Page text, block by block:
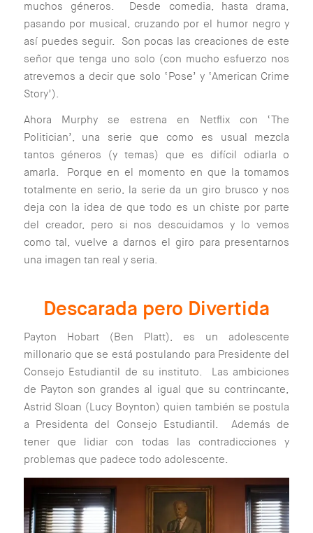
muchos géneros. Desde comedia, hasta drama,
pasando por musical, cruzando por el humor negro y
así puedes seguir. Son pocas las creaciones de este
señor que tenga uno solo (con mucho esfuerzo nos
atrevemos a decir que solo ‘Pose’ y ‘American Crime
Story’).
Ahora Murphy se estrena en Netflix con ‘The
Politician’, una serie que como es usual mezcla
tantos géneros (y temas) que es difícil odiarla o
amarla. Porque en el momento en que la tomamos
totalmente en serio, la serie da un giro brusco y nos
deja con la idea de que todo es un chiste por parte
del creador, pero si nos descuidamos y lo vemos
como tal, vuelve a darnos el giro para presentarnos
una imagen tan real y seria.
Descarada pero Divertida
Payton Hobart (Ben Platt), es un adolescente
millonario que se está postulando para Presidente del
Consejo Estudiantil de su instituto. Las ambiciones
de Payton son grandes al igual que su contrincante,
Astrid Sloan (Lucy Boynton) quien también se postula
a Presidenta del Consejo Estudiantil. Además de
tener que lidiar con todas las contradicciones y
problemas que padece todo adolescente.